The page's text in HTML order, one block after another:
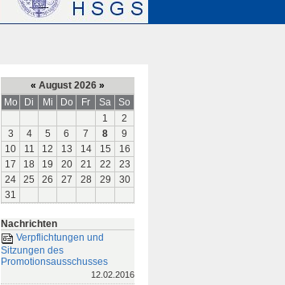
« August 2026 »
Mo
Di Mi Do Fr Sa
So
1
2
3
4 5 6 7 8
9
10
11 12 13 14 15
16
17
18 19 20 21 22
23
24
25 26 27 28 29
30
31
Nachrichten
Verpflichtungen und
Sitzungen des
Promotionsausschusses
12.02.2016